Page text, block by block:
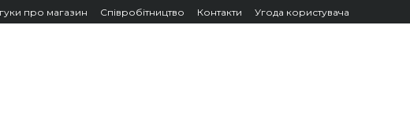
про магазин Співробітництво Контакти Угода користувача